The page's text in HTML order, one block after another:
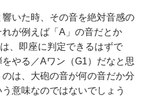
いた時、その音を絶対音感の
が例えば「A」の音だとか
、即座に判定できるはずで
やる／Aワン（G1）だなと思
は、大砲の音が何の音だか分
意味なのではないでしょう